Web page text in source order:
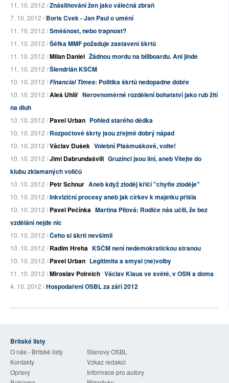
11. 10. 2012 /Znásilňování žen jako válečná zbraň
7. 10. 2012 /Boris Cvek - Jan Paul o umění
11. 10. 2012 /Směšnost, nebo trapnost?
11. 10. 2012 /Šéfka MMF požaduje zastavení škrtů
11. 10. 2012 /Milan Daniel Žádnou mordu na billboardu. Ani jinde
11. 10. 2012 /Šlendrián KSČM
10. 10. 2012 /Financial Times: Politika škrtů nedopadne dobře
10. 10. 2012 /Aleš Uhlíř Nerovnoměrné rozdělení bohatství jako rub žití
na dluh
10. 10. 2012 /Pavel Urban Pohled starého dědka
10. 10. 2012 /Rozpočtové škrty jsou zřejmě dobrý nápad
10. 10. 2012 /Václav Dušek Volební Plašmuškové, volte!
10. 10. 2012 /Jimi Dabrundašvili Gruzínci jsou líní, aneb Vítejte do
klubu zklamaných voličů
10. 10. 2012 /Petr Schnur Aneb když zloděj křičí "chyťte zloděje"
10. 10. 2012 /Inkviziční procesy aneb jak církev k majetku přišla
10. 10. 2012 /Pavel Pečínka Martina Pilová: Rodiče nás učili, že bez
vzdělání nejde nic
10. 10. 2012 /Čeho si škrti nevšimli
10. 10. 2012 /Radim Hreha KSČM není nedemokratickou stranou
10. 10. 2012 /Pavel Urban Legitimita a smysl (ne)volby
11. 10. 2012 /Miroslav Polreich Václav Klaus ve světě, v OSN a doma
4. 10. 2012 /Hospodaření OSBL za září 2012
Britské listy
O nás - Britské listy
Stanovy OSBL
Kontakty
Vzkaz redakci
Opravy
Informace pro autory